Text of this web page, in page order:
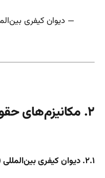
— دیوان کیفری
۲. مکانیزم‌های حقوقی پیگرد
۲.۱. دیوان کیفری بین‌المللی (ICC)